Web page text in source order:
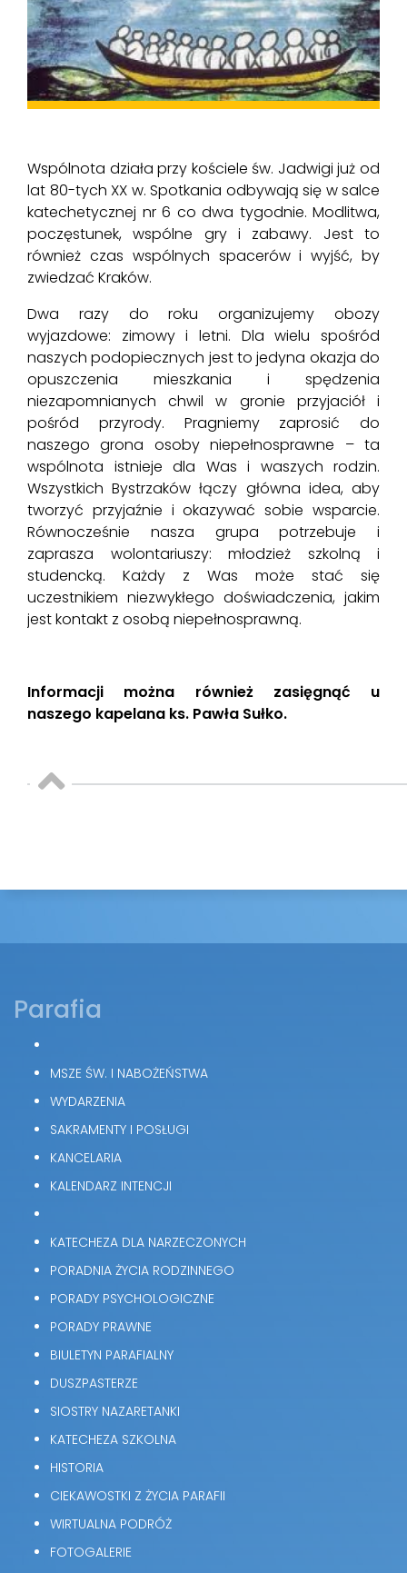
Wspólnota działa przy kościele św. Jadwigi już od
lat 80-tych XX w. Spotkania odbywają się w salce
katechetycznej nr 6 co dwa tygodnie. Modlitwa,
poczęstunek, wspólne gry i zabawy. Jest to
również czas wspólnych spacerów i wyjść, by
zwiedzać Kraków.
Dwa razy do roku organizujemy obozy
wyjazdowe: zimowy i letni. Dla wielu spośród
naszych podopiecznych jest to jedyna okazja do
opuszczenia mieszkania i spędzenia
niezapomnianych chwil w gronie przyjaciół i
pośród przyrody. Pragniemy zaprosić do
naszego grona osoby niepełnosprawne – ta
wspólnota istnieje dla Was i waszych rodzin.
Wszystkich Bystrzaków łączy główna idea, aby
tworzyć przyjaźnie i okazywać sobie wsparcie.
Równocześnie nasza grupa potrzebuje i
zaprasza wolontariuszy: młodzież szkolną i
studencką. Każdy z Was może stać się
uczestnikiem niezwykłego doświadczenia, jakim
jest kontakt z osobą niepełnosprawną.
Informacji można również zasięgnąć u
naszego kapelana ks. Pawła Sułko.
Parafia
MSZE ŚW. I NABOŻEŃSTWA
WYDARZENIA
SAKRAMENTY I POSŁUGI
KANCELARIA
KALENDARZ INTENCJI
KATECHEZA DLA NARZECZONYCH
PORADNIA ŻYCIA RODZINNEGO
PORADY PSYCHOLOGICZNE
PORADY PRAWNE
BIULETYN PARAFIALNY
DUSZPASTERZE
SIOSTRY NAZARETANKI
KATECHEZA SZKOLNA
HISTORIA
CIEKAWOSTKI Z ŻYCIA PARAFII
WIRTUALNA PODRÓŻ
FOTOGALERIE